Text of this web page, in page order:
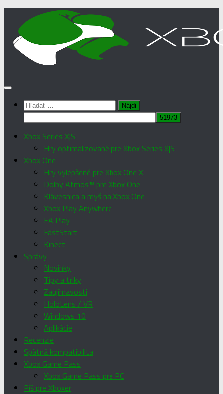
Preskočiť
obsah
Hľadať:
Xbox Series X|S
Hry optimalizované pre Xbox Series X|S
Xbox One
Hry vylepšené pre Xbox One X
Dolby Atmos™ pre Xbox One
Klávesnica a myš na Xbox One
Xbox Play Anywhere
EA Play
FastStart
Kinect
Správy
Novinky
Tipy a triky
Zaujímavosti
HoloLens / VR
Windows 10
Aplikácie
Recenzie
Spätná kompatibilita
Xbox Game Pass
Xbox Game Pass pre PC
Píš pre Xboxer